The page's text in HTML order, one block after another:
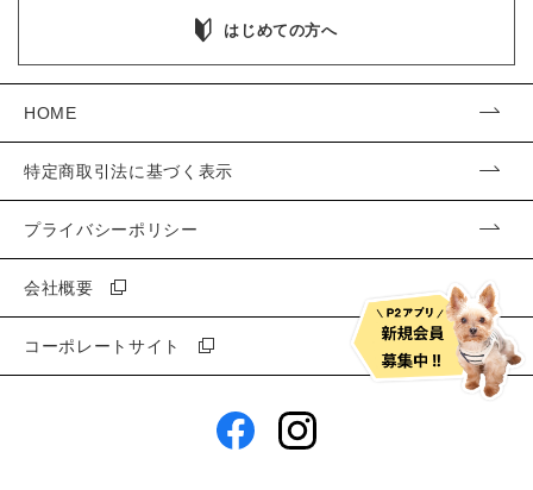
はじめての方へ
HOME
特定商取引法に基づく表示
プライバシーポリシー
会社概要
コーポレートサイト